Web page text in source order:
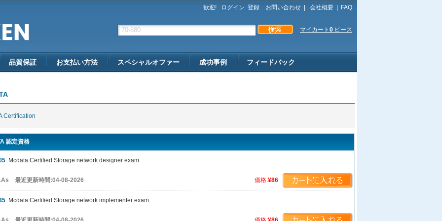
歓迎! ログイン 登録 お問い合わせ 会社概要 FAQ
マイカート 0 ピース
品質保証 お支払い方法 スペシャルオファー 成功事例 フィードバック
Certification
認定資格
Mcdata Certified Storage network designer exam
価格:¥86
最近更新時間:04-08-2026
Mcdata Certified Storage network implementer exam